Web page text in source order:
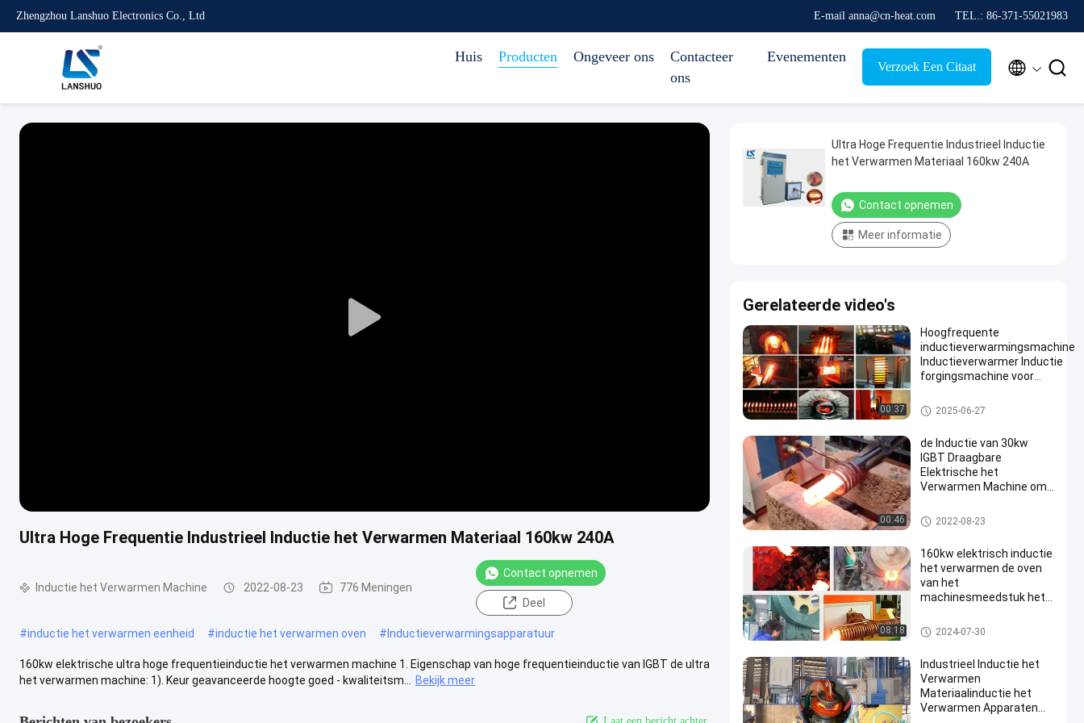
Zhengzhou Lanshuo Electronics Co., Ltd E-mail anna@cn-heat.com TEL.: 86-371-55021983
Huis Producten Ongeveer ons
Contacteer
ons
Evenementen
Verzoek Een Citaat  
Play
Ultra Hoge Frequentie Industrieel Inductie het Verwarmen Materiaal 160kw 240A
Inductie het Verwarmen Machine 2022-08-23 776 Meningen
Contact opnemen
Deel
#inductie het verwarmen eenheid #inductie het verwarmen oven #Inductieverwarmingsapparatuur
160kw elektrische ultra hoge frequentieinductie het verwarmen machine 1. Eigenschap van hoge frequentieinductie van IGBT de ultra
het verwarmen machine: 1). Keur geavanceerde hoogte goed - kwaliteitsm...
Bekijk meer
Laat een bericht achter.
Ultra Hoge Frequentie Industrieel Inductie
het Verwarmen Materiaal 160kw 240A
Contact opnemen
Meer informatie
Gerelateerde video's
00:37
Hoogfrequente
inductieverwarmingsmachine
Inductieverwarmer Inductie
forgingsmachine voor
staafversnellingen
Inductie het Verwarmen Machine
2025-06-27
00:46
de Inductie van 30kw
IGBT Draagbare
Elektrische het
Verwarmen Machine om
smeden
Inductie het Verwarmen Machi
ne
2022-08-23
08:18
160kw elektrisch inductie
het verwarmen de oven
van het
machinesmeedstuk het
Inductie het Verwarmen Machi
ne
2024-07-30
Industrieel Inductie het
Verwarmen
Materiaalinductie het
Verwarmen Apparaten